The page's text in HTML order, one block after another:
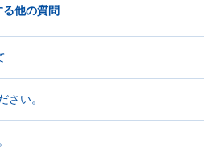
る他の質問
さい。